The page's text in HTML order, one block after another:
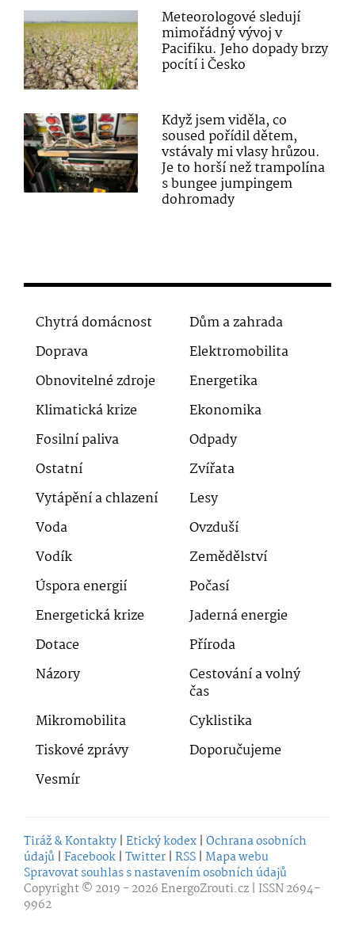
Meteorologové sledují
mimořádný vývoj v
Pacifiku. Jeho dopady brzy
pocítí i Česko
Když jsem viděla, co
soused pořídil dětem,
vstávaly mi vlasy hrůzou.
Je to horší než trampolína
s bungee jumpingem
dohromady
Chytrá domácnost
Dům a zahrada
Doprava
Elektromobilita
Obnovitelné zdroje
Energetika
Klimatická krize
Ekonomika
Fosilní paliva
Odpady
Ostatní
Zvířata
Vytápění a chlazení
Lesy
Voda
Ovzduší
Vodík
Zemědělství
Úspora energií
Počasí
Energetická krize
Jaderná energie
Dotace
Příroda
Názory
Cestování a volný
čas
Mikromobilita
Cyklistika
Tiskové zprávy
Doporučujeme
Vesmír
Tiráž & Kontakty | Etický kodex | Ochrana osobních
údajů | Facebook | Twitter | RSS | Mapa webu
Spravovat souhlas s nastavením osobních údajů
Copyright © 2019 - 2026EnergoZrouti.cz | ISSN 2694-
9962